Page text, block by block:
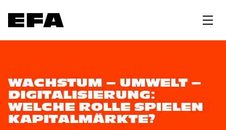
WACHSTUM – UMWELT –
DIGITALISIERUNG:
WELCHE ROLLE SPIELEN
KAPITALMÄRKTE?